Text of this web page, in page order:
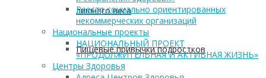
лишнего веса
Пищевые привычки подростков
Реестр социально ориентированных
некоммерческих организаций
Национальные проекты
НАЦИОНАЛЬНЫЙ ПРОЕКТ
«ПРОДОЛЖИТЕЛЬНАЯ И АКТИВНАЯ ЖИЗНЬ»
Центры Здоровья